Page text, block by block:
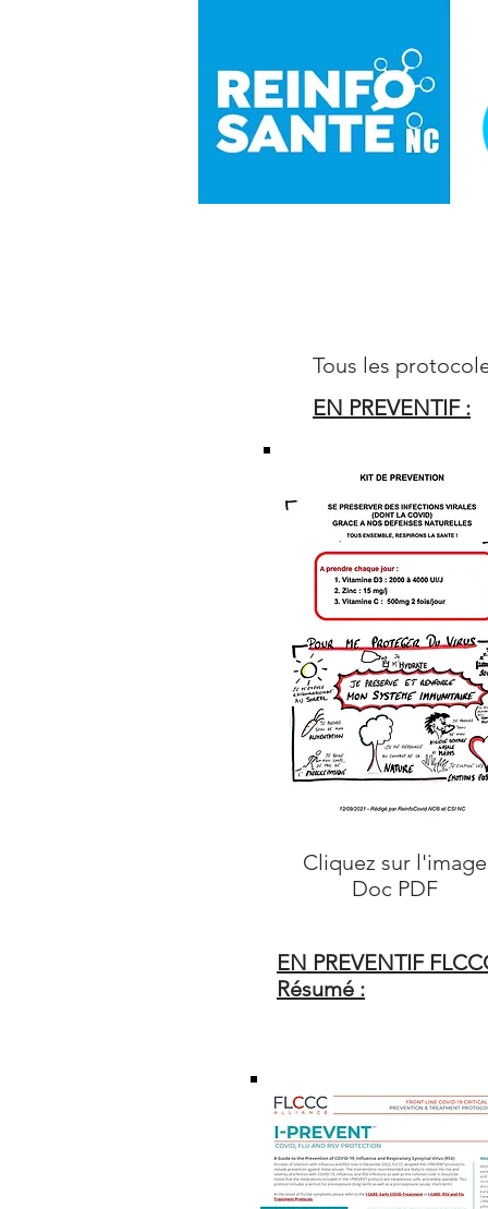
Tous les
EN PREVENTIF :
Cliquez sur
Doc PDF
EN PREVENTIF
Résumé :